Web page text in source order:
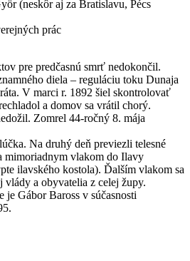
(neskôr aj za Bratislavu, Pécs
prác
pre predčasnú smrť nedokončil.
diela – reguláciu toku Dunaja
V marci r. 1892 šiel skontrolovať
a domov sa vrátil chorý.
Zomrel 44-ročný 8. mája
Na druhý deň previezli telesné
mimoriadnym vlakom do Ilavy
ilavského kostola). Ďalším vlakom sa
a obyvatelia z celej župy.
Gábor Baross v súčasnosti